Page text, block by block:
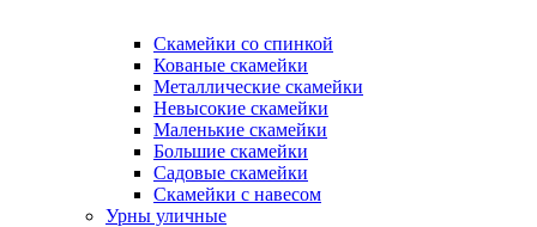
Скамейки со спинкой
Кованые скамейки
Металлические скамейки
Невысокие скамейки
Маленькие скамейки
Большие скамейки
Садовые скамейки
Скамейки с навесом
Урны уличные